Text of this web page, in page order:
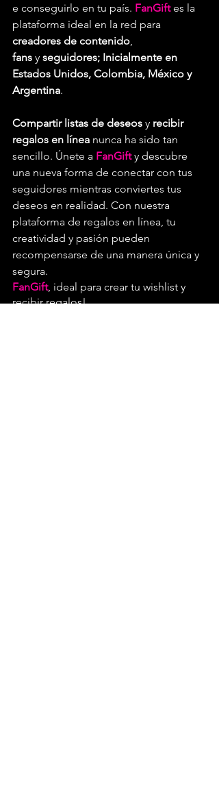
e conseguirlo en tu país. FanGift es la
plataforma ideal en la red para
creadores de contenido
fans y seguidores; Inicialmente en
Estados Unidos, Colombia, México y
Argentina.
Compartir listas de deseos y recibir
regalos en línea nunca ha sido tan
sencillo. Únete a FanGift y descubre
una nueva forma de conectar con tus
seguidores mientras conviertes tus
deseos en realidad. Con nuestra
plataforma de regalos en línea, tu
creatividad y pasión pueden
recompensarse de una manera única y
segura.
FanGift, ideal para crear tu wishlist y
recibir regalos!